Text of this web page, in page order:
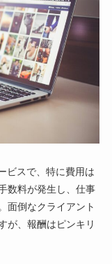
ビスで、特に費用は
数料が発生し、仕事
面倒なクライアント
が、報酬はピンキリ